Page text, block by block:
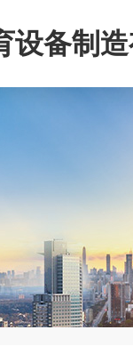
设备制